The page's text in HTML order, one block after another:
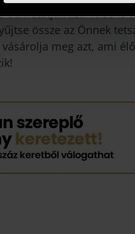
bemutatják azt! Több is
össze az Önnek
meg azt, ami